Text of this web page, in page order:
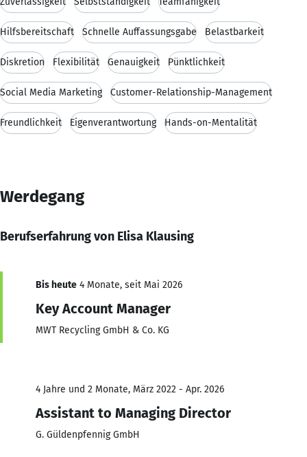
Hilfsbereitschaft Schnelle Auffassungsgabe Belastbarkeit
Diskretion Flexibilität Genauigkeit Pünktlichkeit
Social Media Marketing Customer-Relationship-Management
Freundlichkeit Eigenverantwortung Hands-on-Mentalität
Werdegang
Berufserfahrung von Elisa Klausing
Bis heute 4 Monate, seit Mai 2026
Key Account Manager
MWT Recycling GmbH & Co. KG
4 Jahre und 2 Monate, März 2022 - Apr. 2026
Assistant to Managing Director
G. Güldenpfennig GmbH